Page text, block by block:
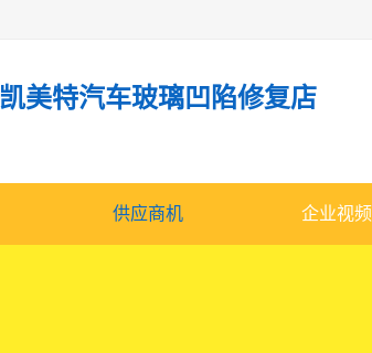
凯美特汽车玻璃凹陷修复店
供应商机 企业视频